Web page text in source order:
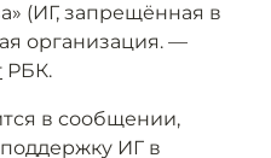
(ИГ, запрещённая в
организация. —
РБК.
в сообщении,
ИГ в